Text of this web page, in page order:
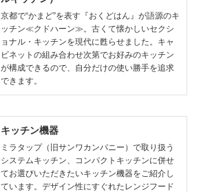
京都で“かまど”を表す『おくどはん』が語源のキ
ッチン≪クドハーン≫。古くて懐かしいセクシ
ョナル・キッチンを現代に甦らせました。キャ
ビネットの組み合わせ次第でお好みのキッチン
が構成できるので、自分だけの使い勝手を追求
できます。
キッチン機器
ミラタップ（旧サンワカンパニー）で取り扱う
システムキッチン、コンパクトキッチンに併せ
てお選びいただきたいキッチン機器をご紹介し
ています。デザイン性にすぐれたレンジフード